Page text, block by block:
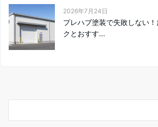
2026年7月24日
プレハブ塗装で失敗しない
クとおすす...